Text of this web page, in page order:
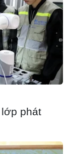
giữa các
Việt Nam
phát